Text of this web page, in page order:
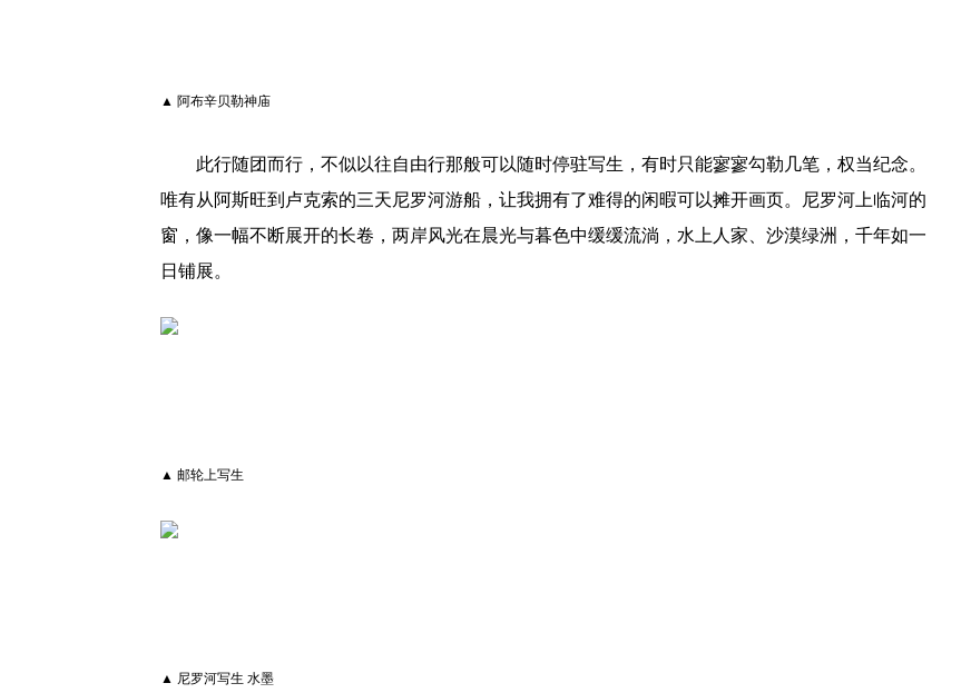
▲ 阿布辛贝勒神庙
此行随团而行，不似以往自由行那般可以随时停驻写生，有时只能寥寥勾勒几笔，权当纪念。
唯有从阿斯旺到卢克索的三天尼罗河游船，让我拥有了难得的闲暇可以摊开画页。尼罗河上临河的
窗，像一幅不断展开的长卷，两岸风光在晨光与暮色中缓缓流淌，水上人家、沙漠绿洲，千年如一
日铺展。
▲ 邮轮上写生
▲ 尼罗河写生 水墨